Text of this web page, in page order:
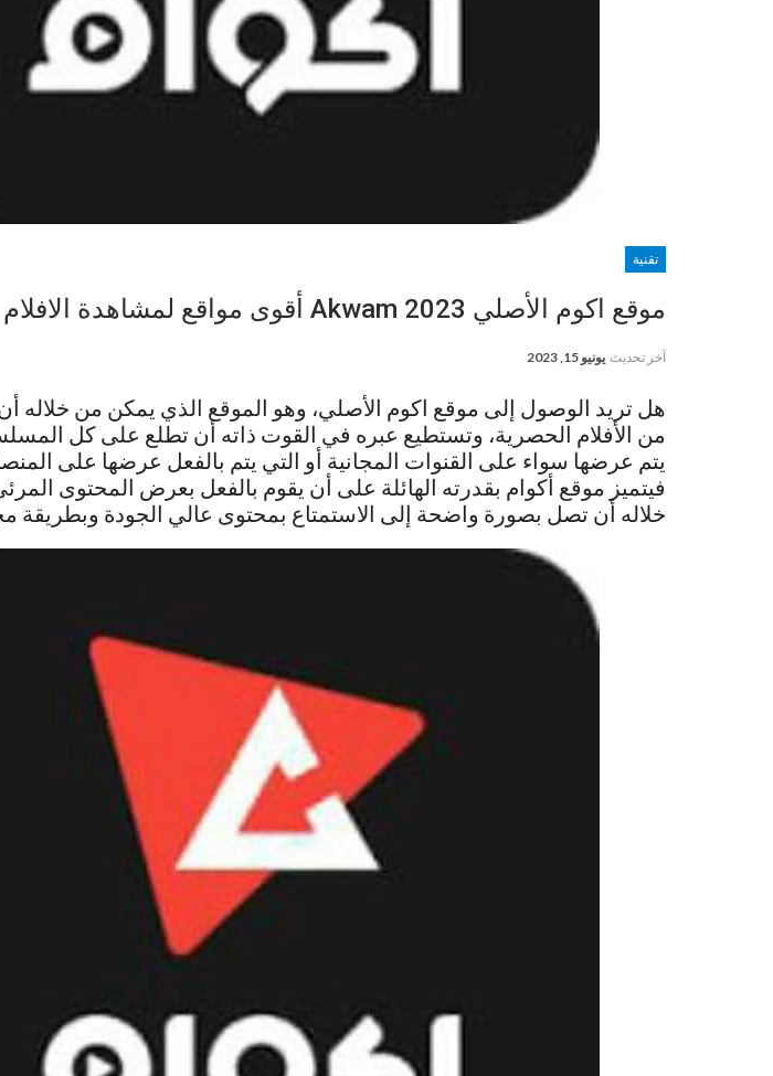
تقنية
موقع اكوم الأصلي 2023 Akwam أقوى مواقع لمشاهدة الافلام
آخر تحديث يونيو 15, 2023
هل تريد الوصول إلى موقع اكوم الأصلي، وهو الموقع الذي يمكن من خلاله
من الأفلام الحصرية، وتستطيع عبره في القوت ذاته أن تطلع على كل
يتم عرضها سواء على القنوات المجانية أو التي يتم بالفعل عرضها على
فيتميز موقع أكوام بقدرته الهائلة على أن يقوم بالفعل بعرض المحتوى
خلاله أن تصل بصورة واضحة إلى الاستمتاع بمحتوى عالي الجودة وبطريقة